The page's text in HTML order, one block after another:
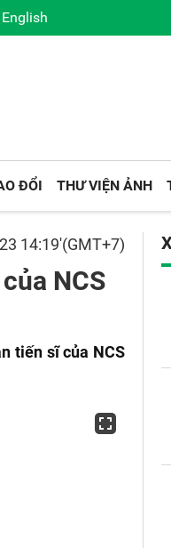
English
ĐỔI THƯ VIỆN ẢNH
14:19'(GMT+7)
NCS
tiến sĩ của NCS